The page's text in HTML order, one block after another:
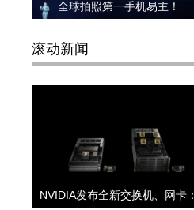
全球拍照第一手机易主！
滚动新闻
NVIDIA发布全新交换机、网卡：